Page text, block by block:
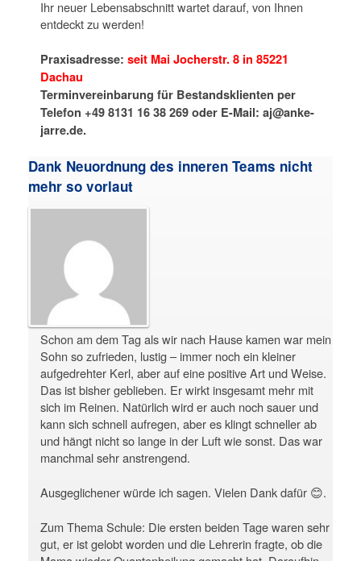
Ihr neuer Lebensabschnitt wartet darauf, von Ihnen
entdeckt zu werden!
Praxisadresse: seit Mai Jocherstr. 8 in 85221
Dachau
Terminvereinbarung für Bestandsklienten per
Telefon +49 8131 16 38 269 oder E-Mail: aj@anke-
jarre.de.
Dank Neuordnung des inneren Teams nicht
mehr so vorlaut
Schon am dem Tag als wir nach Hause kamen war mein
Sohn so zufrieden, lustig – immer noch ein kleiner
aufgedrehter Kerl, aber auf eine positive Art und Weise.
Das ist bisher geblieben. Er wirkt insgesamt mehr mit
sich im Reinen. Natürlich wird er auch noch sauer und
kann sich schnell aufregen, aber es klingt schneller ab
und hängt nicht so lange in der Luft wie sonst. Das war
manchmal sehr anstrengend.
Ausgeglichener würde ich sagen. Vielen Dank dafür 😊.
Zum Thema Schule: Die ersten beiden Tage waren sehr
gut, er ist gelobt worden und die Lehrerin fragte, ob die